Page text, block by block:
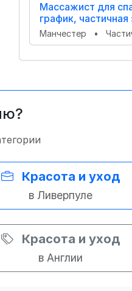
Массажист для
график, частичная
Манчестер •
Красота и уход
в Ливерпуле
Красота и уход
в Англии